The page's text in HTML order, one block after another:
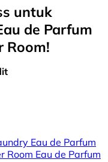
untuk
de Parfum
Room!
Eau de Parfum
Room Eau de Parfum